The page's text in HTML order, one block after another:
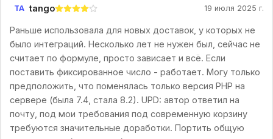
TA tango 19 июля 2025 г.
Раньше использовала для новых доставок, у которых не
было интеграций. Несколько лет не нужен был, сейчас не
считает по формуле, просто зависает и всё. Если
поставить фиксированное число - работает. Могу только
предположить, что поменялась только версия PHP на
сервере (была 7.4, стала 8.2). UPD: автор ответил на
почту, под мои требования под современную корзину
требуются значительные доработки. Портить общую